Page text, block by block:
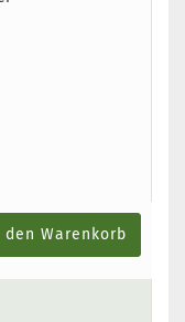
den Warenkorb